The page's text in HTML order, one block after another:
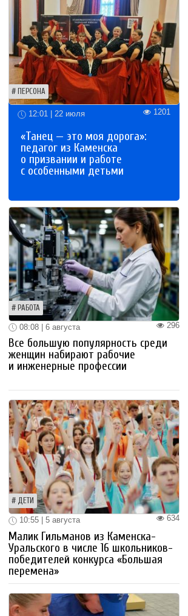
ПЕРСОНА
12:01 | 22 июля 1201
«Танец — это моя дорога»:
педагог из Каменска
о призвании и работе
с особенными детьми
РАБОТА
296
08:08 | 6 августа
Все большую популярность среди
женщин набирают рабочие
и инженерные профессии
ДЕТИ
634
10:55 | 5 августа
Малик Гильманов из Каменска-
Уральского в числе 16 школьников-
победителей конкурса «Большая
перемена»